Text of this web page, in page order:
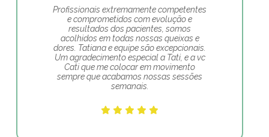
Profissionais extremamente competentes
e comprometidos com evolução e
resultados dos pacientes, somos
acolhidos em todas nossas queixas e
dores. Tatiana e equipe são excepcionais.
Um agradecimento especial a Tati, e a vc
Cati que me colocar em movimento
sempre que acabamos nossas sessões
semanais.